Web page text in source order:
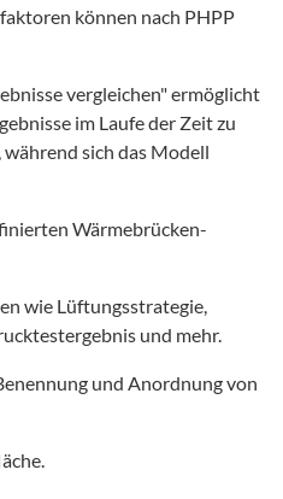
können nach PHPP
vergleichen" ermöglicht
im Laufe der Zeit zu
sich das Modell
Wärmebrücken-
wie Lüftungsstrategie,
und mehr.
und Anordnung von